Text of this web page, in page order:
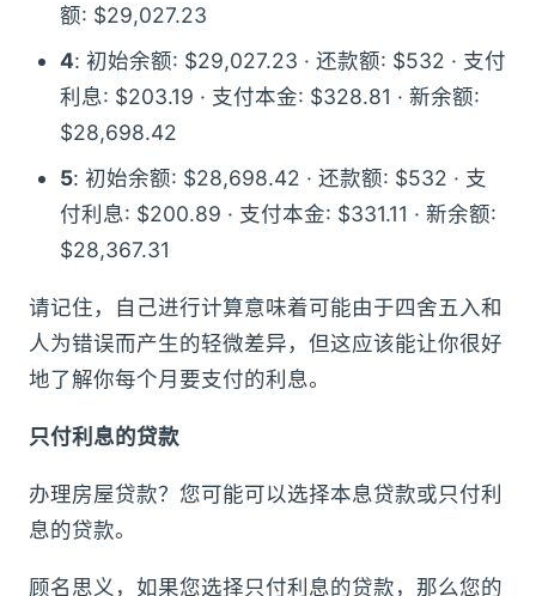
额: $29,027.23
4: 初始余额: $29,027.23 · 还款额: $532 · 支付
利息: $203.19 · 支付本金: $328.81 · 新余额:
$28,698.42
5: 初始余额: $28,698.42 · 还款额: $532 · 支
付利息: $200.89 · 支付本金: $331.11 · 新余额:
$28,367.31
请记住，自己进行计算意味着可能由于四舍五入和
人为错误而产生的轻微差异，但这应该能让你很好
地了解你每个月要支付的利息。
只付利息的贷款
办理房屋贷款？您可能可以选择本息贷款或只付利
息的贷款。
顾名思义，如果您选择只付利息的贷款，那么您的